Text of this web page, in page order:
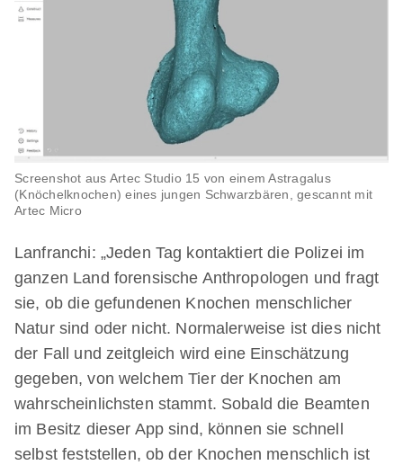
Screenshot aus Artec Studio 15 von einem Astragalus
(Knöchelknochen) eines jungen Schwarzbären, gescannt mit
Artec Micro
Lanfranchi: „Jeden Tag kontaktiert die Polizei im
ganzen Land forensische Anthropologen und fragt
sie, ob die gefundenen Knochen menschlicher
Natur sind oder nicht. Normalerweise ist dies nicht
der Fall und zeitgleich wird eine Einschätzung
gegeben, von welchem Tier der Knochen am
wahrscheinlichsten stammt. Sobald die Beamten
im Besitz dieser App sind, können sie schnell
selbst feststellen, ob der Knochen menschlich ist